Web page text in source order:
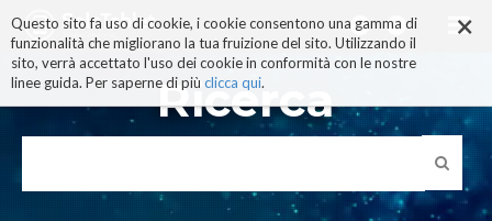
×
Questo sito fa uso di cookie, i cookie consentono una gamma di
funzionalità che migliorano la tua fruizione del sito. Utilizzando il
sito, verrà accettato l'uso dei cookie in conformità con le nostre
linee guida. Per saperne di più clicca qui.
ai
contenuti.
|
alla
navigazione
Ricerca